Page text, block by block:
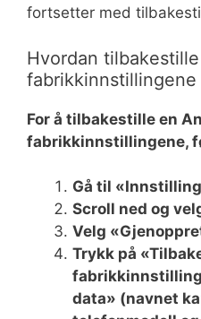
fortsetter med
Hvordan
fabrikkinnstillingene
For å tilbakestille en
fabrikkinnstillingene,
Gå til
Scroll ned og
Velg
Trykk på
data» (navnet